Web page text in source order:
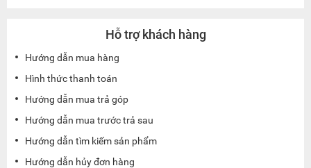
Hỗ trợ khách hàng
Hướng dẫn mua hàng
Hình thức thanh toán
Hướng dẫn mua trả góp
Hướng dẫn mua trước trả sau
Hướng dẫn tìm kiếm sản phẩm
Hướng dẫn hủy đơn hàng